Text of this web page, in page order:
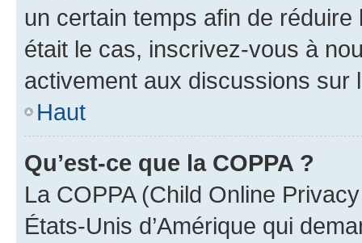
un certain temps afin de
était le cas, inscrivez-vous à
activement aux discussions sur
Haut
Qu’est-ce que la COPPA ?
La COPPA (Child Online
États-Unis d’Amérique qui